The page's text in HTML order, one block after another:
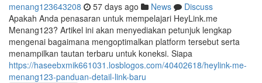
menang123643208 57 days ago News
Discuss
Apakah Anda penasaran untuk mempelajari HeyLink.me
Menang123? Artikel ini akan menyediakan petunjuk lengkap
mengenai bagaimana mengoptimalkan platform tersebut serta
menampilkan tautan terbaru untuk koneksi. Siapa
https://haseebxmik661031.losblogos.com/40402618/heylink-me-
menang123-panduan-detail-link-baru